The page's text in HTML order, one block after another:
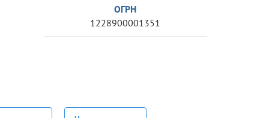
ОГРН
1228900001351